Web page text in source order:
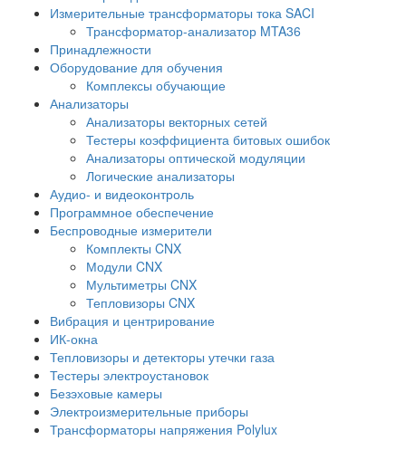
Измерительные трансформаторы тока SACI
Трансформатор-анализатор MTA36
Принадлежности
Оборудование для обучения
Комплексы обучающие
Анализаторы
Анализаторы векторных сетей
Тестеры коэффициента битовых ошибок
Анализаторы оптической модуляции
Логические анализаторы
Аудио- и видеоконтроль
Программное обеспечение
Беспроводные измерители
Комплекты CNX
Модули CNX
Мультиметры CNX
Тепловизоры CNX
Вибрация и центрирование
ИК-окна
Тепловизоры и детекторы утечки газа
Тестеры электроустановок
Безэховые камеры
Электроизмерительные приборы
Трансформаторы напряжения Polylux